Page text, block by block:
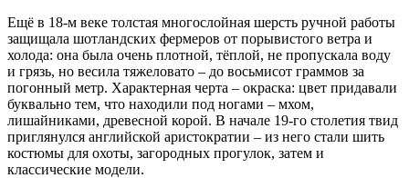
Ещё в 18-м веке толстая многослойная шерсть ручной работы
защищала шотландских фермеров от порывистого ветра и
холода: она была очень плотной, тёплой, не пропускала воду
и грязь, но весила тяжеловато – до восьмисот граммов за
погонный метр. Характерная черта – окраска: цвет придавали
буквально тем, что находили под ногами – мхом,
лишайниками, древесной корой. В начале 19-го столетия твид
приглянулся английской аристократии – из него стали шить
костюмы для охоты, загородных прогулок, затем и
классические модели.